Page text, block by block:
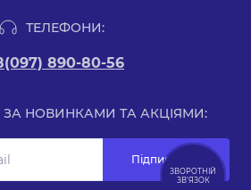
ТЕЛЕФОНИ:
890-80-56
ЗА НОВИНКАМИ ТА АКЦІЯМИ:
Підпишіться
ЗВОРОТНІЙ
ЗВ’ЯЗОК